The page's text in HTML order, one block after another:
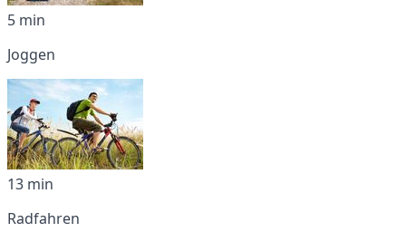
5 min
Joggen
13 min
Radfahren